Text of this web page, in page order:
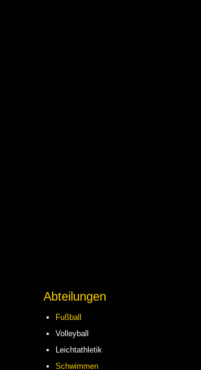
Abteilungen
Fußball
Volleyball
Leichtathletik
Schwimmen